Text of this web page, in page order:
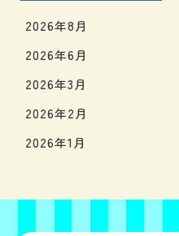
2026年8月
2026年6月
2026年3月
2026年2月
2026年1月